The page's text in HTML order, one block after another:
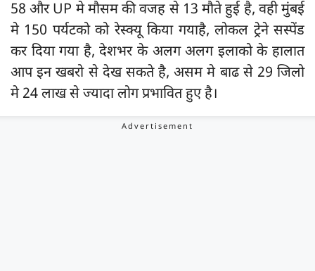
58 और UP मे मौसम की वजह से 13 मौते हुई है, वही मुंबई
मे 150 पर्यटको को रेस्क्यू किया गयाहै, लोकल ट्रेने सस्पेंड
कर दिया गया है, देशभर के अलग अलग इलाको के हालात
आप इन खबरो से देख सकते है, असम मे बाढ से 29 जिलो
मे 24 लाख से ज्यादा लोग प्रभावित हुए है।